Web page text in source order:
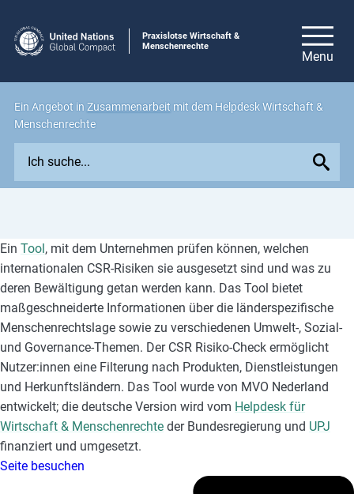
Praxislotse Wirtschaft &
Menschenrechte
Ein Angebot in Zusammenarbeit mit dem Helpdesk Wirtschaft &
Menschenrechte
p
r
e
i
s
s
u
e
s
,
c
a
s
Ein Tool , mit dem Unternehmen prüfen können, welchen
internationalen CSR-Risiken sie ausgesetzt sind und was zu
deren Bewältigung getan werden kann. Das Tool bietet
maßgeschneiderte Informationen über die länderspezifische
Menschenrechtslage sowie zu verschiedenen Umwelt-, Sozial-
und Governance-Themen. Der CSR Risiko-Check ermöglicht
Nutzer:innen eine Filterung nach Produkten, Dienstleistungen
und Herkunftsländern. Das Tool wurde von MVO Nederland
entwickelt; die deutsche Version wird vom Helpdesk für
Wirtschaft & Menschenrechte der Bundesregierung und UPJ
finanziert und umgesetzt.
Seite besuchen